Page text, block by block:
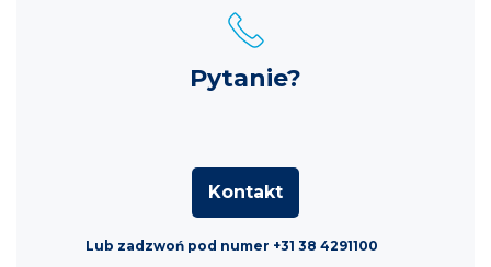
Pytanie?
Kontakt
Lub zadzwoń pod numer +31 38 4291100